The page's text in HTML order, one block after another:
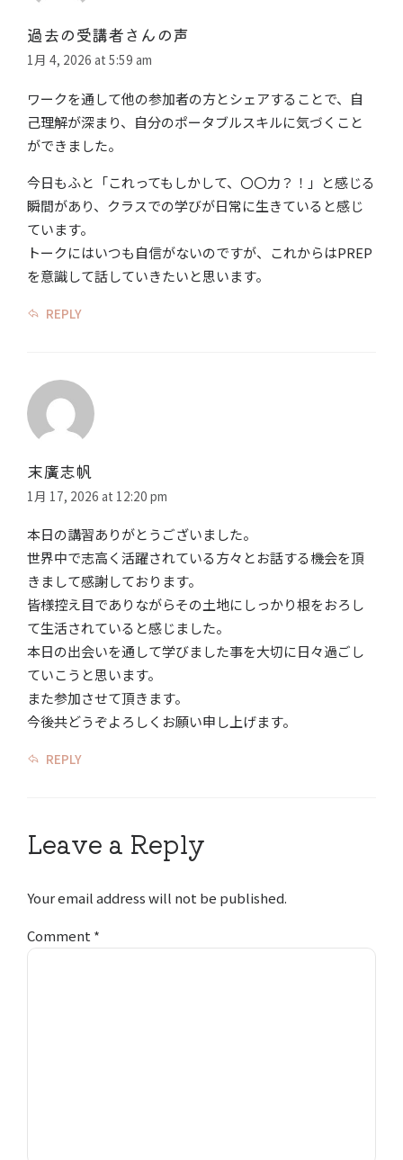
過去の受講者さんの声
1月 4, 2026 at 5:59 am
ワークを通して他の参加者の方とシェアすることで、自
己理解が深まり、自分のポータブルスキルに気づくこと
ができました。
今日もふと「これってもしかして、〇〇力？！」と感じる
瞬間があり、クラスでの学びが日常に生きていると感じ
ています。
トークにはいつも自信がないのですが、これからはPREP
を意識して話していきたいと思います。
REPLY
末廣志帆
1月 17, 2026 at 12:20 pm
本日の講習ありがとうございました。
世界中で志高く活躍されている方々とお話する機会を頂
きまして感謝しております。
皆様控え目でありながらその土地にしっかり根をおろし
て生活されていると感じました。
本日の出会いを通して学びました事を大切に日々過ごし
ていこうと思います。
また参加させて頂きます。
今後共どうぞよろしくお願い申し上げます。
REPLY
Leave a Reply
Your email address will not be published.
Comment *